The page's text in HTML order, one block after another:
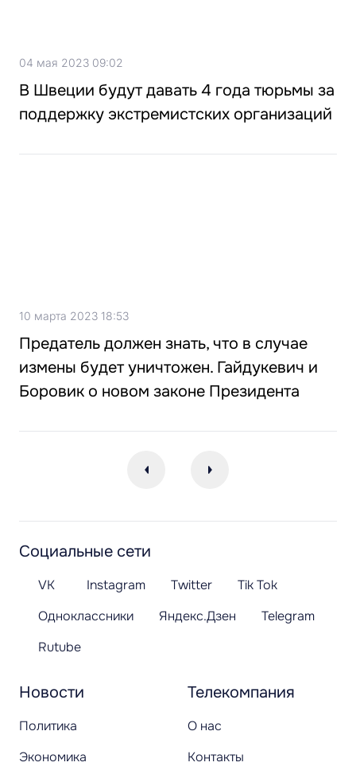
04 мая 2023 09:02
В Швеции будут давать 4 года тюрьмы за
поддержку экстремистских организаций
10 марта 2023 18:53
Предатель должен знать, что в случае
измены будет уничтожен. Гайдукевич и
Боровик о новом законе Президента
Новости
Политика
Экономика
Телекомпания
О нас
Контакты
Социальные сети
VK Instagram Twitter
Tik Tok
Одноклассники
Яндекс.Дзен
Telegram
Rutube